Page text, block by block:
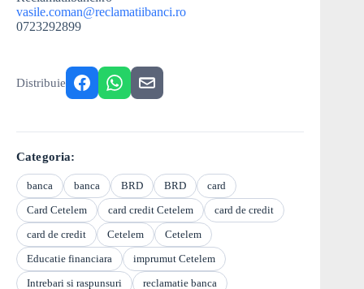
vasile.coman@reclamatiibanci.ro
0723292899
Distribuie
Categoria:
banca banca BRD BRD
card
Card Cetelem
card credit Cetelem
card de credit
card de credit
Cetelem
Cetelem
Educatie financiara
imprumut Cetelem
Intrebari si raspunsuri
reclamatie banca